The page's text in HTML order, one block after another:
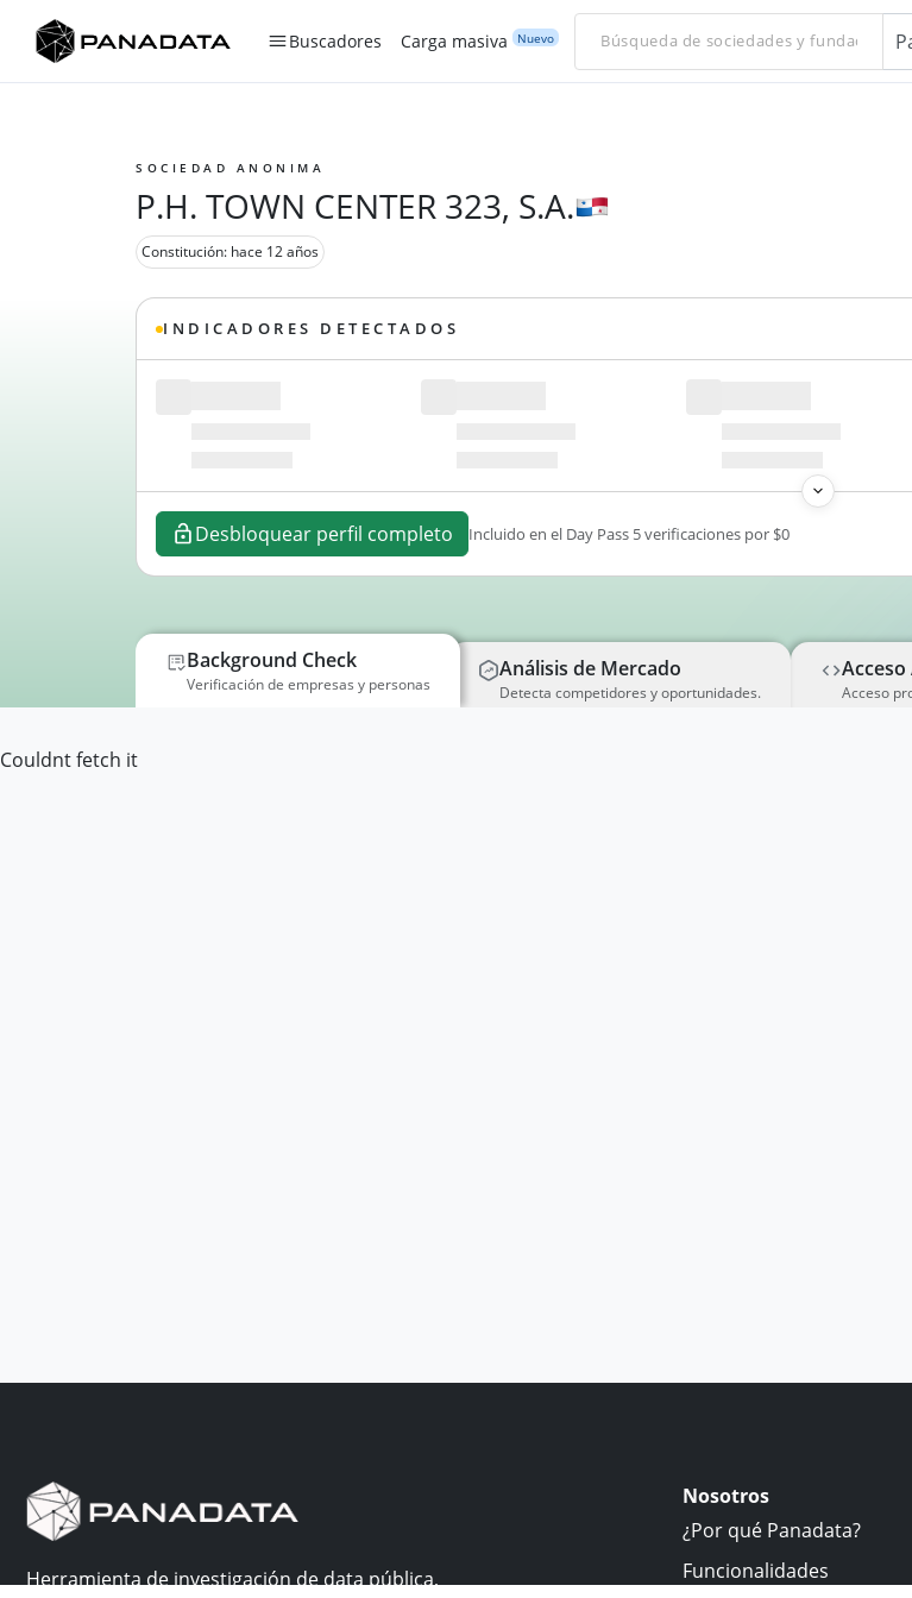
Buscadores Carga masiva Nuevo
SOCIEDAD ANONIMA
P.H. TOWN CENTER 323, S.A.
Constitución: hace 12 años
INDICADORES DETECTADOS
Desbloquear perfil completo Incluido en el Day Pass 5 verificaciones por $0
Background Check
Verificación de empresas y personas
Análisis de Mercado
Detecta competidores y oportunidades.
Acceso
Acceso
Couldnt fetch it
Herramienta de investigación de data pública,
Nosotros
¿Por qué Panadata?
Funcionalidades